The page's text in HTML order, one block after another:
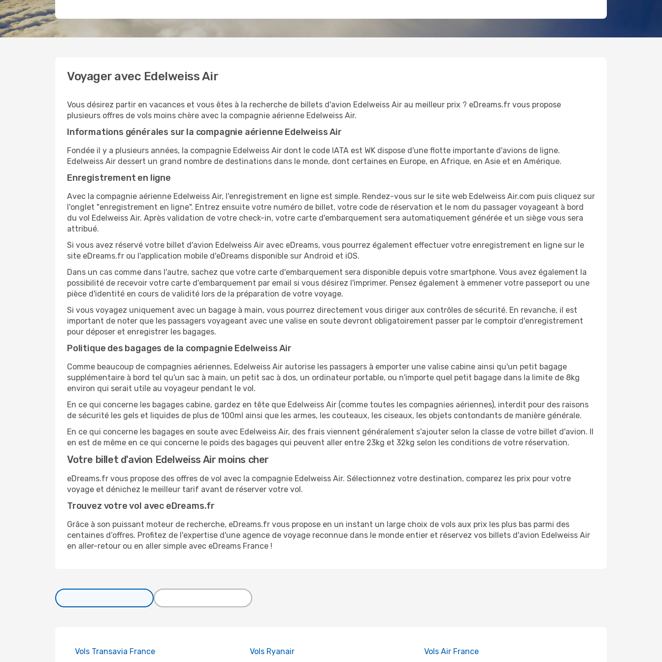
Voyager avec Edelweiss Air
Vous désirez partir en vacances et vous êtes à la recherche de billets d'avion Edelweiss Air au meilleur prix ? eDreams.fr vous propose
plusieurs offres de vols moins chère avec la compagnie aérienne Edelweiss Air.
Informations générales sur la compagnie aérienne Edelweiss Air
Fondée il y a plusieurs années, la compagnie Edelweiss Air dont le code IATA est WK dispose d'une flotte importante d'avions de ligne.
Edelweiss Air dessert un grand nombre de destinations dans le monde, dont certaines en Europe, en Afrique, en Asie et en Amérique.
Enregistrement en ligne
Avec la compagnie aérienne Edelweiss Air, l'enregistrement en ligne est simple. Rendez-vous sur le site web Edelweiss Air.com puis cliquez sur
l'onglet "enregistrement en ligne". Entrez ensuite votre numéro de billet, votre code de réservation et le nom du passager voyageant à bord
du vol Edelweiss Air. Après validation de votre check-in, votre carte d'embarquement sera automatiquement générée et un siège vous sera
attribué.
Si vous avez réservé votre billet d'avion Edelweiss Air avec eDreams, vous pourrez également effectuer votre enregistrement en ligne sur le
site eDreams.fr ou l'application mobile d'eDreams disponible sur Android et iOS.
Dans un cas comme dans l'autre, sachez que votre carte d'embarquement sera disponible depuis votre smartphone. Vous avez également la
possibilité de recevoir votre carte d'embarquement par email si vous désirez l'imprimer. Pensez également à emmener votre passeport ou une
pièce d'identité en cours de validité lors de la préparation de votre voyage.
Si vous voyagez uniquement avec un bagage à main, vous pourrez directement vous diriger aux contrôles de sécurité. En revanche, il est
important de noter que les passagers voyageant avec une valise en soute devront obligatoirement passer par le comptoir d'enregistrement
pour déposer et enregistrer les bagages.
Politique des bagages de la compagnie Edelweiss Air
Comme beaucoup de compagnies aériennes, Edelweiss Air autorise les passagers à emporter une valise cabine ainsi qu'un petit bagage
supplémentaire à bord tel qu'un sac à main, un petit sac à dos, un ordinateur portable, ou n'importe quel petit bagage dans la limite de 8kg
environ qui serait utile au voyageur pendant le vol.
En ce qui concerne les bagages cabine, gardez en tête que Edelweiss Air (comme toutes les compagnies aériennes), interdit pour des raisons
de sécurité les gels et liquides de plus de 100ml ainsi que les armes, les couteaux, les ciseaux, les objets contondants de manière générale.
En ce qui concerne les bagages en soute avec Edelweiss Air, des frais viennent généralement s'ajouter selon la classe de votre billet d'avion. Il
en est de même en ce qui concerne le poids des bagages qui peuvent aller entre 23kg et 32kg selon les conditions de votre réservation.
Votre billet d'avion Edelweiss Air moins cher
eDreams.fr vous propose des offres de vol avec la compagnie Edelweiss Air. Sélectionnez votre destination, comparez les prix pour votre
voyage et dénichez le meilleur tarif avant de réserver votre vol.
Trouvez votre vol avec eDreams.fr
Grâce à son puissant moteur de recherche, eDreams.fr vous propose en un instant un large choix de vols aux prix les plus bas parmi des
centaines d’offres. Profitez de l'expertise d'une agence de voyage reconnue dans le monde entier et réservez vos billets d'avion Edelweiss Air
en aller-retour ou en aller simple avec eDreams France !
Vols Transavia France Vols Ryanair Vols Air France